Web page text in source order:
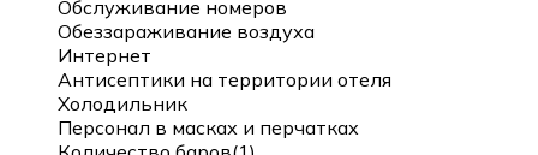
Обслуживание номеров
Обеззараживание воздуха
Интернет
Антисептики на территории отеля
Холодильник
Персонал в масках и перчатках